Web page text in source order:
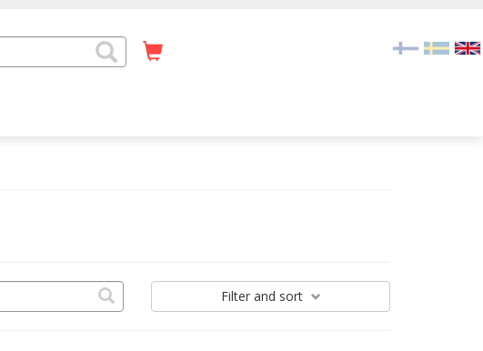
Filterand sort